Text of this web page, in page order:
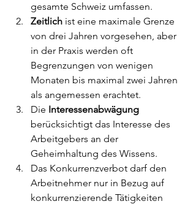
gesamte Schweiz umfassen.
Zeitlich ist eine maximale Grenze
von drei Jahren vorgesehen, aber
in der Praxis werden oft
Begrenzungen von wenigen
Monaten bis maximal zwei Jahren
als angemessen erachtet.
Die Interessenabwägung
berücksichtigt das Interesse des
Arbeitgebers an der
Geheimhaltung des Wissens.
Das Konkurrenzverbot darf den
Arbeitnehmer nur in Bezug auf
konkurrenzierende Tätigkeiten